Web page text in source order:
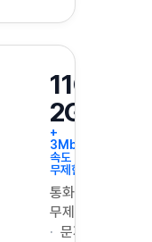
11GB+매일
2GB
+
3Mbps
속도
무제한
통화
무제한
문자